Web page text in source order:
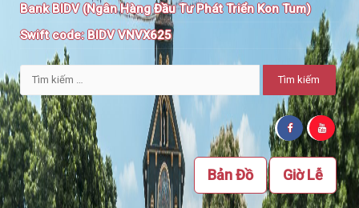
Bank BIDV (Ngân Hàng Đầu Tư Phát Triển Kon Tum)
Swift code:BIDV VNVX625
Tìm
kiếm
cho:
Giờ Lễ
Bản Đồ